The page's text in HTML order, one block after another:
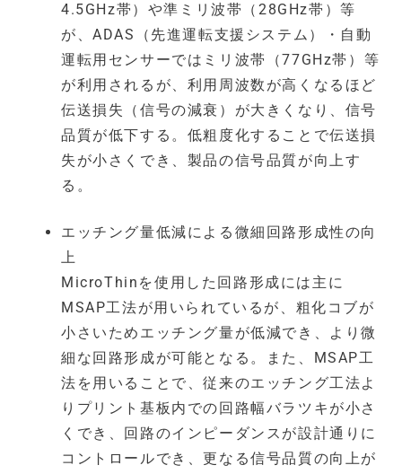
4.5GHz帯）や準ミリ波帯（28GHz帯）等
が、ADAS（先進運転支援システム）・自動
運転用センサーではミリ波帯（77GHz帯）等
が利用されるが、利用周波数が高くなるほど
伝送損失（信号の減衰）が大きくなり、信号
品質が低下する。低粗度化することで伝送損
失が小さくでき、製品の信号品質が向上す
る。
エッチング量低減による微細回路形成性の向
上
MicroThinを使用した回路形成には主に
MSAP工法が用いられているが、粗化コブが
小さいためエッチング量が低減でき、より微
細な回路形成が可能となる。また、MSAP工
法を用いることで、従来のエッチング工法よ
りプリント基板内での回路幅バラツキが小さ
くでき、回路のインピーダンスが設計通りに
コントロールでき、更なる信号品質の向上が